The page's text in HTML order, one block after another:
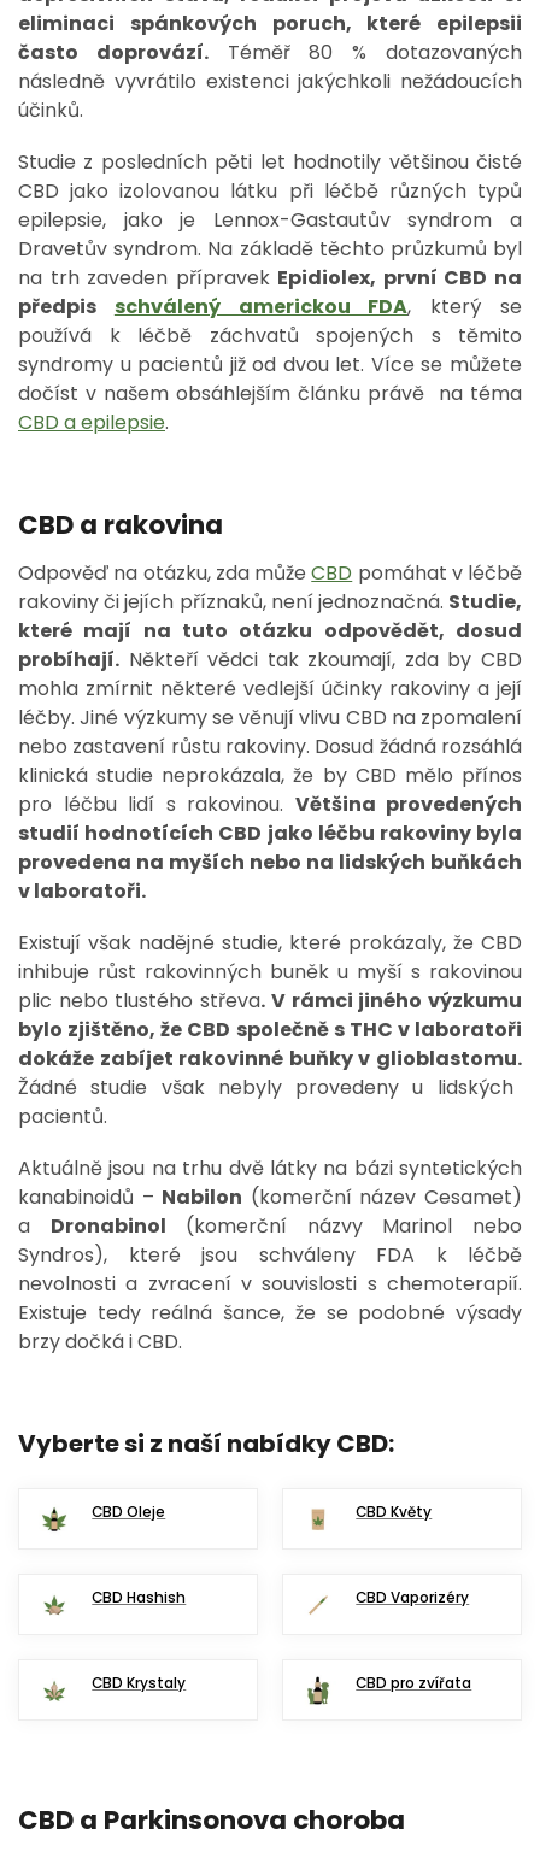
eliminaci spánkových poruch, které epilepsii
často doprovází.Téměř 80 % dotazovaných
následně vyvrátilo existenci jakýchkoli nežádoucích
účinků.
Studie z posledních pěti let hodnotily většinou čisté
CBD jako izolovanou látku při léčbě různých typů
epilepsie, jako je Lennox-Gastautův syndrom a
Dravetův syndrom. Na základě těchto průzkumů byl
na trh zaveden přípravek Epidiolex, první CBD na
předpis schválený americkou FDA, který se
používá k léčbě záchvatů spojených s těmito
syndromy u pacientů již od dvou let. Více se můžete
dočíst v našem obsáhlejším článku právě na téma
CBD a epilepsie.
CBD a rakovina
Odpověď na otázku, zda můžeCBD pomáhat v léčbě
rakoviny či jejích příznaků, není jednoznačná. Studie,
které mají na tuto otázku odpovědět, dosud
probíhají. Někteří vědci tak zkoumají, zda by CBD
mohla zmírnit některé vedlejší účinky rakoviny a její
léčby. Jiné výzkumy se věnují vlivu CBD na zpomalení
nebo zastavení růstu rakoviny. Dosud žádná rozsáhlá
klinická studie neprokázala, že by CBD mělo přínos
pro léčbu lidí s rakovinou. Většina provedených
studií hodnotících CBD jako léčbu rakoviny byla
provedena na myších nebo na lidských buňkách
v laboratoři.
Existují však nadějné studie, které prokázaly, že CBD
inhibuje růst rakovinných buněk u myší s rakovinou
plic nebo tlustého střeva. V rámci jiného výzkumu
bylo zjištěno, že CBD společně s THC v laboratoři
dokáže zabíjet rakovinné buňky v glioblastomu.
Žádné studie však nebyly provedeny u lidských
pacientů.
Aktuálně jsou na trhu dvě látky na bázi syntetických
kanabinoidů – Nabilon (komerční název Cesamet)
a Dronabinol (komerční názvy Marinol nebo
Syndros), které jsou schváleny FDA k léčbě
nevolnosti a zvracení v souvislosti s chemoterapií.
Existuje tedy reálná šance, že se podobné výsady
brzy dočká i CBD.
Vyberte si z naší nabídky CBD:
CBD Oleje CBD Květy
CBD Hashish CBD Vaporizéry
CBD Krystaly CBD pro zvířata
CBD a Parkinsonova choroba